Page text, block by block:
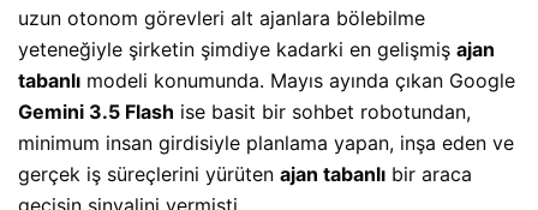
uzun otonom görevleri alt ajanlara bölebilme
yeteneğiyle şirketin şimdiye kadarki en gelişmiş ajan
tabanlı modeli konumunda. Mayıs ayında çıkan Google
Gemini 3.5 Flash ise basit bir sohbet robotundan,
minimum insan girdisiyle planlama yapan, inşa eden ve
gerçek iş süreçlerini yürüten ajan tabanlı bir araca
geçişin sinyalini vermişti.